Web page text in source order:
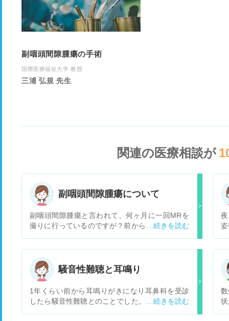
副咽頭間隙腫瘍の手術
国際医療福祉大学 教授
三浦 弘規 先生
関連の医療相談が
副咽頭間隙腫瘍について
副咽頭間隙腫瘍と言われて、何ヶ月に一回MRを
撮りに行っているのですが？前から左側の耳の下
と言われたのですが？ここ2.3日前から左側の耳
がいたくなって、違和感を感じてるのですが、こ
れは副咽頭間隙腫瘍が大きくなって圧迫でもして
いるのでしょうか？すごく不安です。こんな場合
1日でも早くかかりつけ医者に診て貰った方がい
いのでしょうか？良性とは先生は言うんですが？
返信お願いします。
騒音性難聴と耳鳴り
1年くらい前から耳鳴りがきになり耳鼻科を受診
したら騒音性難聴とのことでした。その後テレビ